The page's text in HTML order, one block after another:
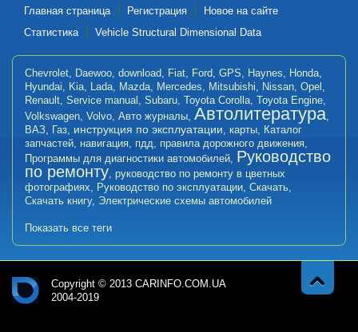
Главная страница Регистрация
Новое на сайте
Статистика
Vehicle Structural Dimensional Data
Chevrolet, Daewoo, download, Fiat, Ford, GPS, Haynes, Honda,
Hyundai, Kia, Lada, Mazda, Mercedes, Mitsubishi, Nissan, Opel ,
Renault, Service manual , Subaru, Toyota Corolla, Toyota Engine,
Volkswagen, Volvo, Авто журналы, Автолитература,
ВАЗ, Газ, инструкция по эксплуатации, карты, Каталог
запчастей, навигация, пдд, правила дорожного движения,
Программы для диагностики автомобилей, Руководство
по ремонту, руководство по ремонту в цветных
фотографиях, Руководство по эксплуатации, Скачать,
Скачать книгу, Электрические схемы автомобилей
Показать все теги
Copyright © 2013 CARINFO.COM.UA
2004-2019